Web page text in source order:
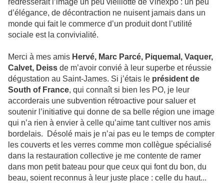
redresserait l’image un peu vieillotte de Vinexpo : un peu
d’élégance, de décontraction ne nuisent jamais dans un
monde qui fait le commerce d’un produit dont l’utilité
sociale est la convivialité.
Merci à mes amis Hervé, Marc Parcé, Piquemal, Vaquer,
Calvet, Deiss de m’avoir convié à leur superbe et réussie
dégustation au Saint-James. Si j’étais le président de
South of France, qui connaît si bien les PO, je leur
accorderais une subvention rétroactive pour saluer et
soutenir l’initiative qui donne de sa belle région une image
qui n’a rien à envier à celle qu’aime tant cultiver nos amis
bordelais. Désolé mais je n’ai pas eu le temps de compter
les couverts et les verres comme mon collègue spécialisé
dans la restauration collective je me contente de ramer
dans mon petit bateau pour que ceux qui font du bon, du
beau, soient reconnus à leur juste place : celle du haut...